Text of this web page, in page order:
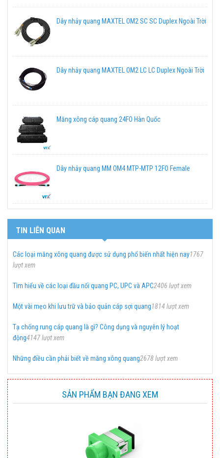
Dây nhảy quang MAXTEL OM2 SC SC Duplex Ngoài Trời
Dây nhảy quang MAXTEL OM2 LC LC Duplex Ngoài Trời
Măng xông cáp quang 24FO Hàn Quốc
Dây nhảy quang MM OM4 MTP-MTP 12FO Female
TIN LIÊN QUAN
Các loại măng xông quang được sử dụng phổ biến nhất hiện nay1767
lượt xem
Tìm hiểu về các loại đầu nối quang PC, UPC và APC2406 lượt xem
Một vài mẹo khi lưu trữ và bảo quản cáp sợi quang1814 lượt xem
Tạ chống rung cáp quang là gì? Công dụng và nguyên lý hoạt
động4147 lượt xem
Những điều cần phải biết về măng xông quang2678 lượt xem
SẢN PHẨM BẠN ĐANG XEM